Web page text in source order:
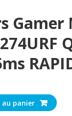
Gamer
panier